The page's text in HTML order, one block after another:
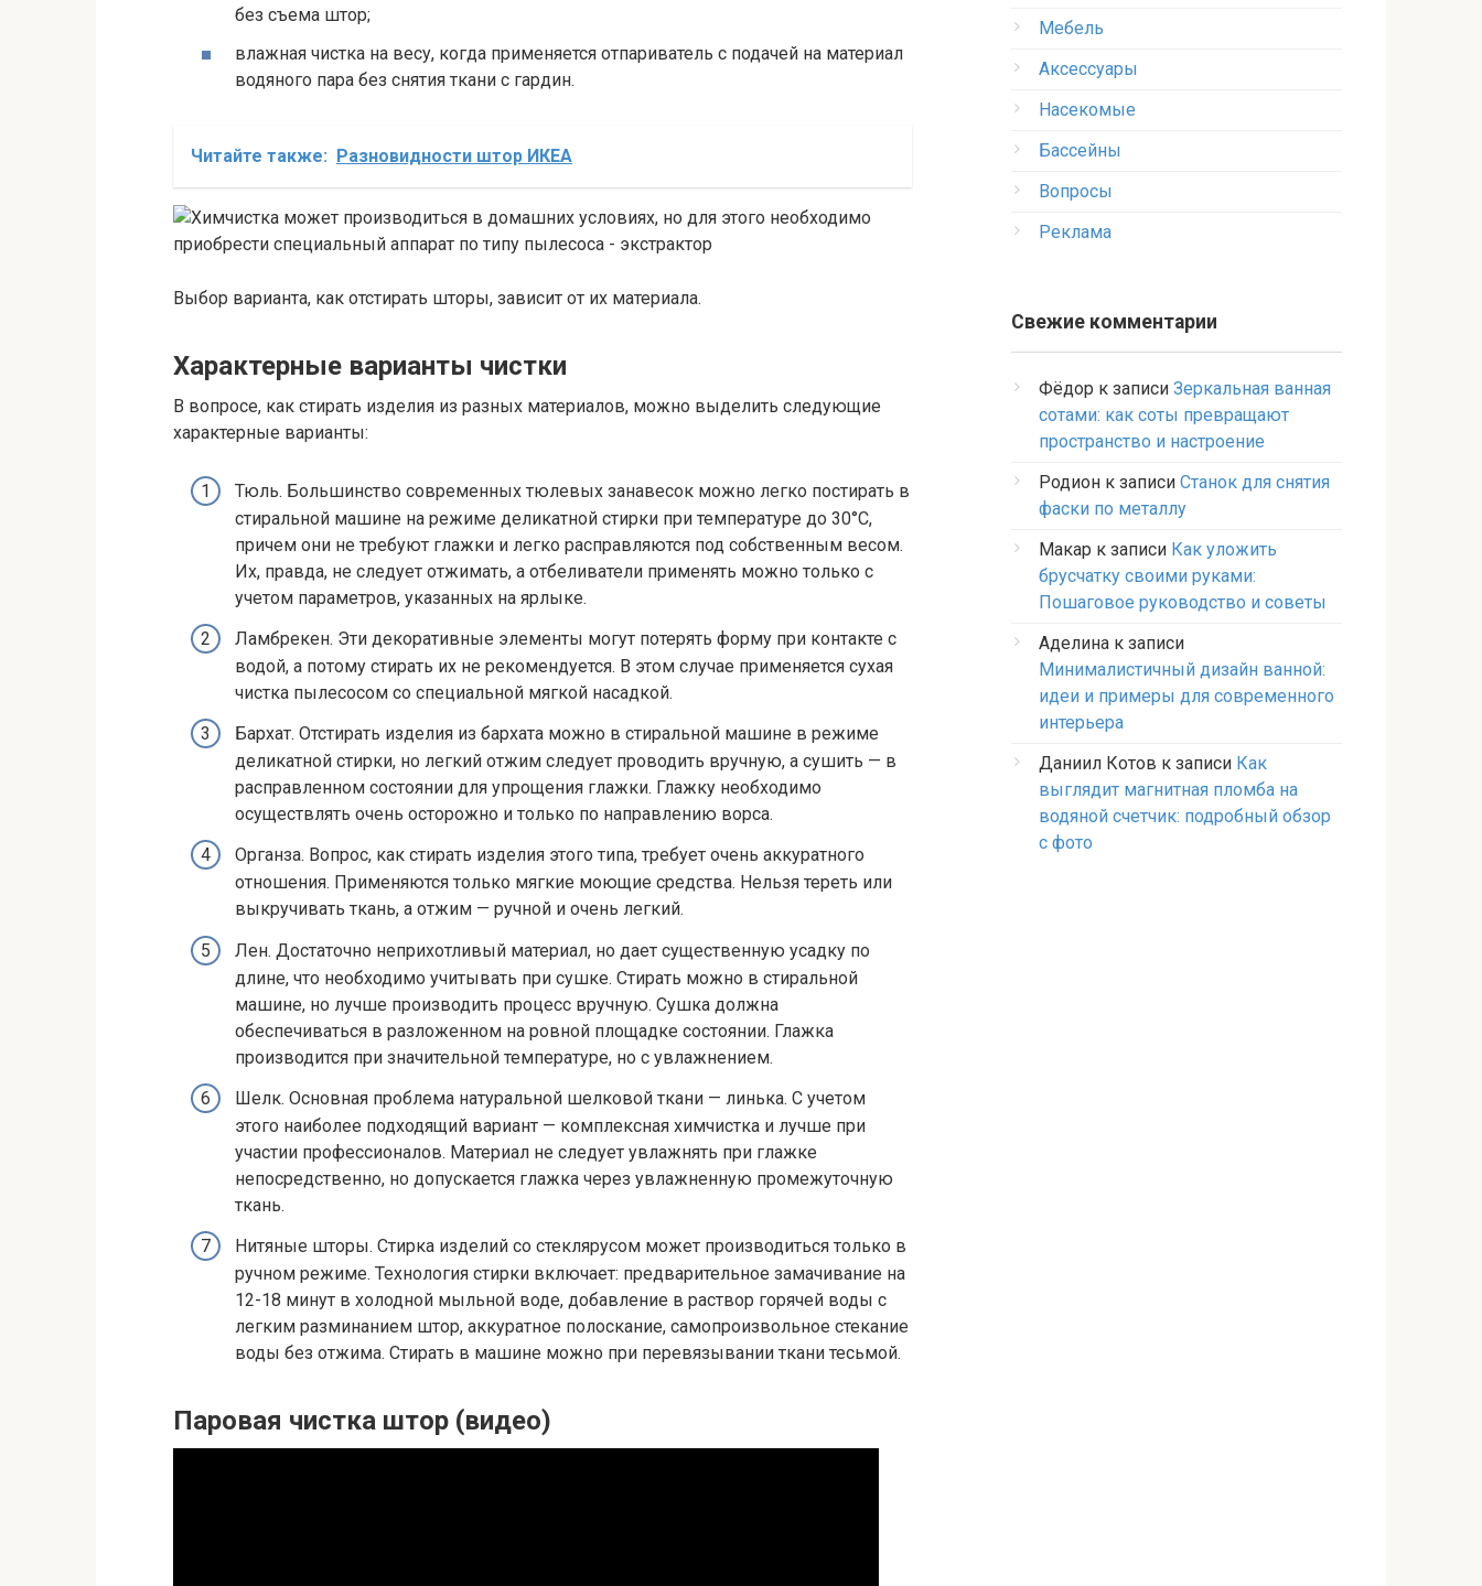
без съема штор;
влажная чистка на весу, когда применяется отпариватель с подачей на материал
водяного пара без снятия ткани с гардин.
Читайте также: Разновидности штор ИКЕА
Выбор варианта, как отстирать шторы, зависит от их материала.
Характерные варианты чистки
В вопросе, как стирать изделия из разных материалов, можно выделить следующие
характерные варианты:
Тюль. Большинство современных тюлевых занавесок можно легко постирать в
стиральной машине на режиме деликатной стирки при температуре до 30°С,
причем они не требуют глажки и легко расправляются под собственным весом.
Их, правда, не следует отжимать, а отбеливатели применять можно только с
учетом параметров, указанных на ярлыке.
Ламбрекен. Эти декоративные элементы могут потерять форму при контакте с
водой, а потому стирать их не рекомендуется. В этом случае применяется сухая
чистка пылесосом со специальной мягкой насадкой.
Бархат. Отстирать изделия из бархата можно в стиральной машине в режиме
деликатной стирки, но легкий отжим следует проводить вручную, а сушить — в
расправленном состоянии для упрощения глажки. Глажку необходимо
осуществлять очень осторожно и только по направлению ворса.
Органза. Вопрос, как стирать изделия этого типа, требует очень аккуратного
отношения. Применяются только мягкие моющие средства. Нельзя тереть или
выкручивать ткань, а отжим — ручной и очень легкий.
Лен. Достаточно неприхотливый материал, но дает существенную усадку по
длине, что необходимо учитывать при сушке. Стирать можно в стиральной
машине, но лучше производить процесс вручную. Сушка должна
обеспечиваться в разложенном на ровной площадке состоянии. Глажка
производится при значительной температуре, но с увлажнением.
Шелк. Основная проблема натуральной шелковой ткани — линька. С учетом
этого наиболее подходящий вариант — комплексная химчистка и лучше при
участии профессионалов. Материал не следует увлажнять при глажке
непосредственно, но допускается глажка через увлажненную промежуточную
ткань.
Нитяные шторы. Стирка изделий со стеклярусом может производиться только в
ручном режиме. Технология стирки включает: предварительное замачивание на
12-18 минут в холодной мыльной воде, добавление в раствор горячей воды с
легким разминанием штор, аккуратное полоскание, самопроизвольное стекание
воды без отжима. Стирать в машине можно при перевязывании ткани тесьмой.
Паровая чистка штор (видео)
Мебель
Аксессуары
Насекомые
Бассейны
Вопросы
Реклама
Свежие комментарии
Фёдор к записи Зеркальная ванная
сотами: как соты превращают
пространство и настроение
Родион к записи Станок для снятия
фаски по металлу
Макар к записи Как уложить
брусчатку своими руками:
Пошаговое руководство и советы
Аделина к записи
Минималистичный дизайн ванной:
идеи и примеры для современного
интерьера
Даниил Котов к записи Как
выглядит магнитная пломба на
водяной счетчик: подробный обзор
с фото